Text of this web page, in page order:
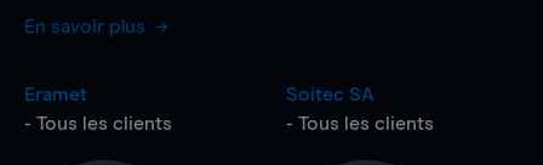
En savoir plus
Eramet
- Tous les clients
Soitec SA
- Tous les clients